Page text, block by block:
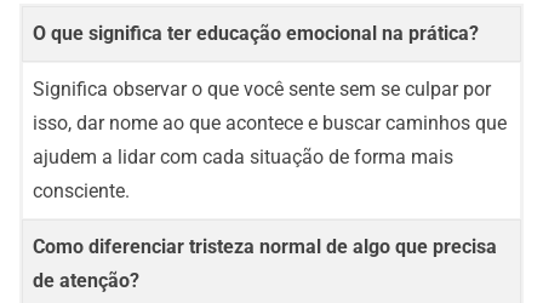
O que significa ter educação emocional na prática?
Significa observar o que você sente sem se culpar por
isso, dar nome ao que acontece e buscar caminhos que
ajudem a lidar com cada situação de forma mais
consciente.
Como diferenciar tristeza normal de algo que precisa
de atenção?